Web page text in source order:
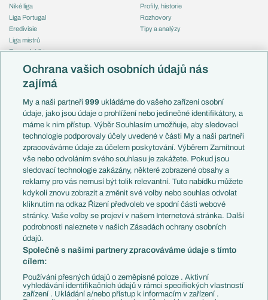
Niké liga
Liga Portugal
Eredivisie
Liga mistrů
Evropská liga
Mistrovství světa
Liga národů
Témata
Představení týmů MS
EuroSkauting
PL v kostce
Evropské koeficienty
Přestupy
Přestupové spekulace
Zranění
Kluby
Arsenal FC
Chelsea FC
Manchester United
AC Milán
Juventus FC
Bayern Mnichov
FC Barcelona
Profily, historie
Rozhovory
Tipy a analýzy
Česko
Francie
Itálie
Německo
Španělsko
Argentina
Brazílie
Přestupy
Zápasy
Livescore
Tipovací soutěž
Ochrana vašich osobních údajů nás
zajímá
My a naši partneři999 ukládáme do vašeho zařízení osobní
údaje, jako jsou údaje o prohlížení nebo jedinečné identifikátory, a
máme k nim přístup. Výběr Souhlasím umožňuje, aby sledovací
technologie podporovaly účely uvedené v části My a naši partneři
zpracováváme údaje za účelem poskytování. Výběrem Zamítnout
vše nebo odvoláním svého souhlasu je zakážete. Pokud jsou
sledovací technologie zakázány, některé zobrazené obsahy a
reklamy pro vás nemusí být tolik relevantní. Tuto nabídku můžete
kdykoli znovu zobrazit a změnit své volby nebo souhlas odvolat
kliknutím na odkaz Řízení předvoleb ve spodní části webové
stránky. Vaše volby se projeví v našem Internetová stránka. Další
podrobnosti naleznete v našich Zásadách ochrany osobních
údajů.
Společně s našimi partnery zpracováváme údaje s tímto
cílem:
Používání přesných údajů o zeměpisné poloze . Aktivní
vyhledávání identifikačních údajů v rámci specifických vlastností
zařízení . Ukládání a/nebo přístup k informacím v zařízení .